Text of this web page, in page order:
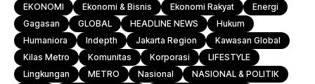
EKONOMI
Ekonomi & Bisnis Ekonomi Rakyat
Energi
Gagasan
GLOBAL HEADLINE NEWS
Hukum
Humaniora
Indepth Jakarta Region
Kawasan Global
Kilas Metro
Komunitas Korporasi
LIFESTYLE
Lingkungan
METRO Nasional
NASIONAL & POLITIK